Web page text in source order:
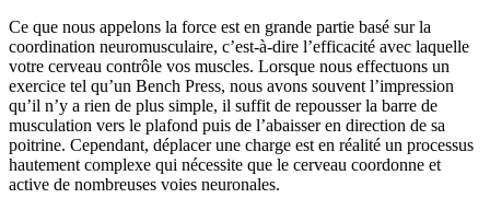
Ce que nous appelons la force est en grande partie basé sur la
coordination neuromusculaire, c’est-à-dire l’efficacité avec laquelle
votre cerveau contrôle vos muscles. Lorsque nous effectuons un
exercice tel qu’un Bench Press, nous avons souvent l’impression
qu’il n’y a rien de plus simple, il suffit de repousser la barre de
musculation vers le plafond puis de l’abaisser en direction de sa
poitrine. Cependant, déplacer une charge est en réalité un processus
hautement complexe qui nécessite que le cerveau coordonne et
active de nombreuses voies neuronales.